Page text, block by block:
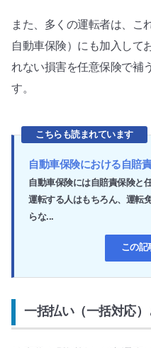
また、多くの運転者は、こ
自動車保険）にも加入して
れない損害を任意保険で補
す。
こちらも読まれています
自動車保険における自賠
自動車保険には自賠責保険と
運転する人はもちろん、運転
らな...
この記
一括払い（一括対応